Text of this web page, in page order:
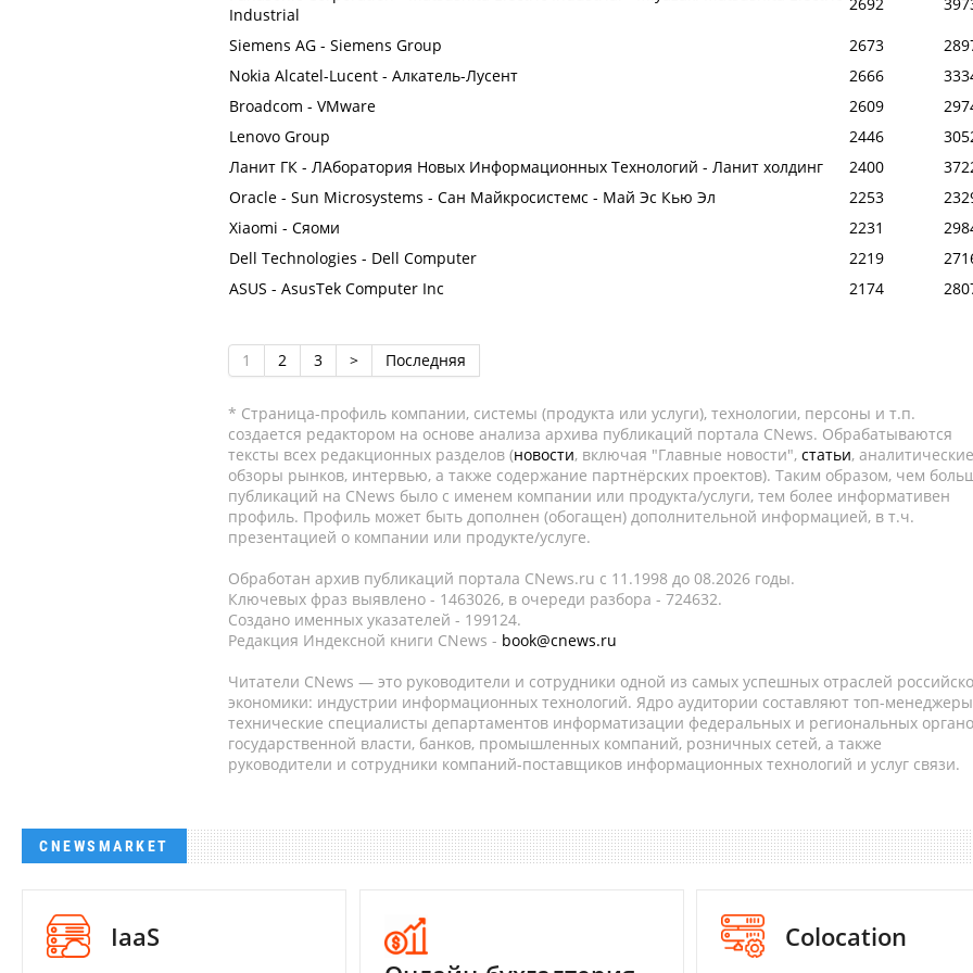
Industrial
Siemens AG - Siemens Group
2673
Nokia Alcatel-Lucent - Алкатель-Лусент
2666
Broadcom - VMware
2609
Lenovo Group
2446
Ланит ГК - ЛАборатория Новых Информационных Технологий - Ланит холдинг
2400
Oracle - Sun Microsystems - Сан Майкросистемс - Май Эс Кью Эл
2253
Xiaomi - Сяоми
2231
Dell Technologies - Dell Computer
2219
ASUS - AsusTek Computer Inc
2174
1 2 3 > Последняя
* Страница-профиль компании, системы (продукта или услуги), технологии, персоны и т.п.
создается редактором на основе анализа архива публикаций портала CNews. Обрабатываются
тексты всех редакционных разделов (новости, включая "Главные новости", статьи, аналитические
обзоры рынков, интервью, а также содержание партнёрских проектов). Таким образом, чем
публикаций на CNews было с именем компании или продукта/услуги, тем более информативен
профиль. Профиль может быть дополнен (обогащен) дополнительной информацией, в т.ч.
презентацией о компании или продукте/услуге.
Обработан архив публикаций портала CNews.ru c 11.1998 до 08.2026 годы.
Ключевых фраз выявлено - 1463026, в очереди разбора - 724632.
Создано именных указателей - 199124.
Редакция Индексной книги CNews - book@cnews.ru
Читатели CNews — это руководители и сотрудники одной из самых успешных отраслей
экономики: индустрии информационных технологий. Ядро аудитории составляют топ-
технические специалисты департаментов информатизации федеральных и региональных
государственной власти, банков, промышленных компаний, розничных сетей, а также
руководители и сотрудники компаний-поставщиков информационных технологий и услуг связи.
CNEWSMARKET
IaaS
Colocation